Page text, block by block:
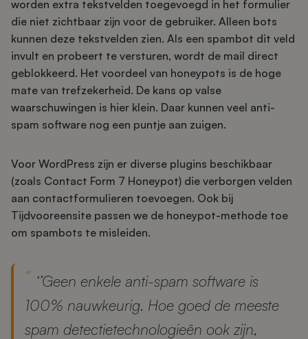
worden extra tekstvelden toegevoegd in het formulier
die niet zichtbaar zijn voor de gebruiker. Alleen bots
kunnen deze tekstvelden zien. Als een spambot dit veld
invult en probeert te versturen, wordt de mail direct
geblokkeerd. Het voordeel van honeypots is de hoge
mate van trefzekerheid. De kans op valse
waarschuwingen is hier klein. Daar kunnen veel anti-
spam software nog een puntje aan zuigen.
Voor WordPress zijn er diverse plugins beschikbaar
(zoals Contact Form 7 Honeypot) die verborgen velden
aan contactformulieren toevoegen. Ook bij
Tijdvooreensite passen we de honeypot-methode toe
om spambots te misleiden.
‘’Geen enkele anti-spam software is
100% nauwkeurig. Hoe goed de meeste
spam detectietechnologieën ook zijn,